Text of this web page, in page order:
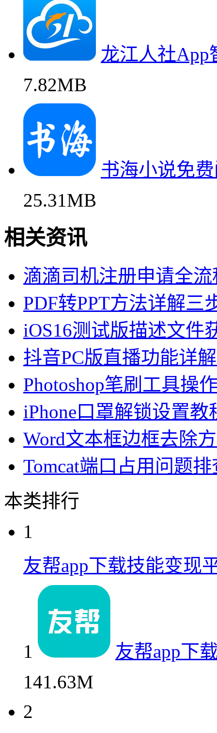
龙江人社App
7.82MB
书海小说免
25.31MB
相关资讯
滴滴司机注册申请全
PDF转PPT方法详解三
iOS16测试版描述文件
抖音PC版直播功能详
Photoshop笔刷工具操
iPhone口罩解锁设置教
Word文本框边框去除
Tomcat端口占用问题
本类排行
1
友帮app下载技能变现
1
友帮app下
141.63M
2